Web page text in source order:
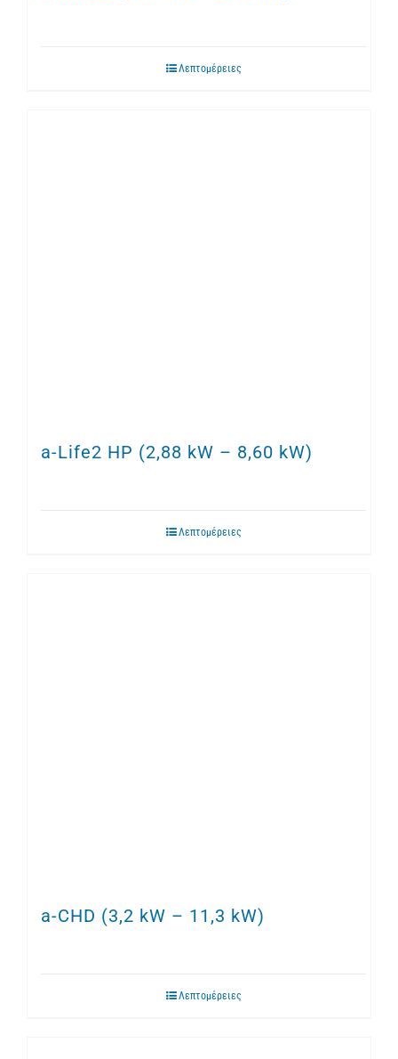
Λεπτομέρειες
a-Life2 HP (2,88 kW – 8,60 kW)
Λεπτομέρειες
a-CHD (3,2 kW – 11,3 kW)
Λεπτομέρειες